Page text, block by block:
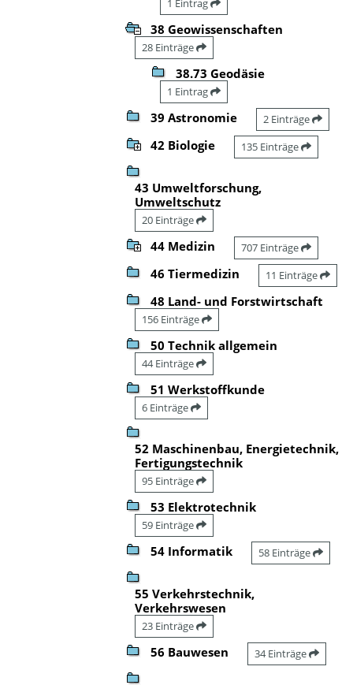
1 Eintrag
38 Geowissenschaften
28 Einträge
38.73 Geodäsie
1 Eintrag
39 Astronomie 2 Einträge
42 Biologie 135 Einträge
43 Umweltforschung,
Umweltschutz
20 Einträge
44 Medizin 707 Einträge
46 Tiermedizin 11 Einträge
48 Land- und Forstwirtschaft
156 Einträge
50 Technik allgemein
44 Einträge
51 Werkstoffkunde
6 Einträge
52 Maschinenbau, Energietechnik,
Fertigungstechnik
95 Einträge
53 Elektrotechnik
59 Einträge
54 Informatik 58 Einträge
55 Verkehrstechnik,
Verkehrswesen
23 Einträge
56 Bauwesen 34 Einträge